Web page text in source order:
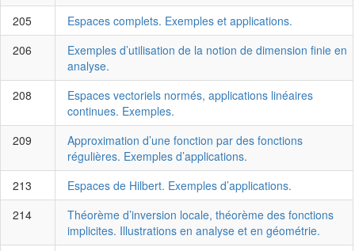
205
Espaces complets. Exemples et applications.
206
Exemples d’utilisation de la notion de dimension finie en
analyse.
208
Espaces vectoriels normés, applications linéaires
continues. Exemples.
209
Approximation d’une fonction par des fonctions
régulières. Exemples d’applications.
213
Espaces de Hilbert. Exemples d’applications.
214
Théorème d’inversion locale, théorème des fonctions
implicites. Illustrations en analyse et en géométrie.